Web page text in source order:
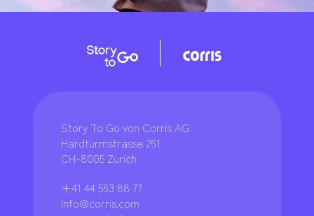
Story To Go von Corris AG
Hardturmstrasse 261
CH-8005 Zurich
+41 44 563 88 77
info@corris.com